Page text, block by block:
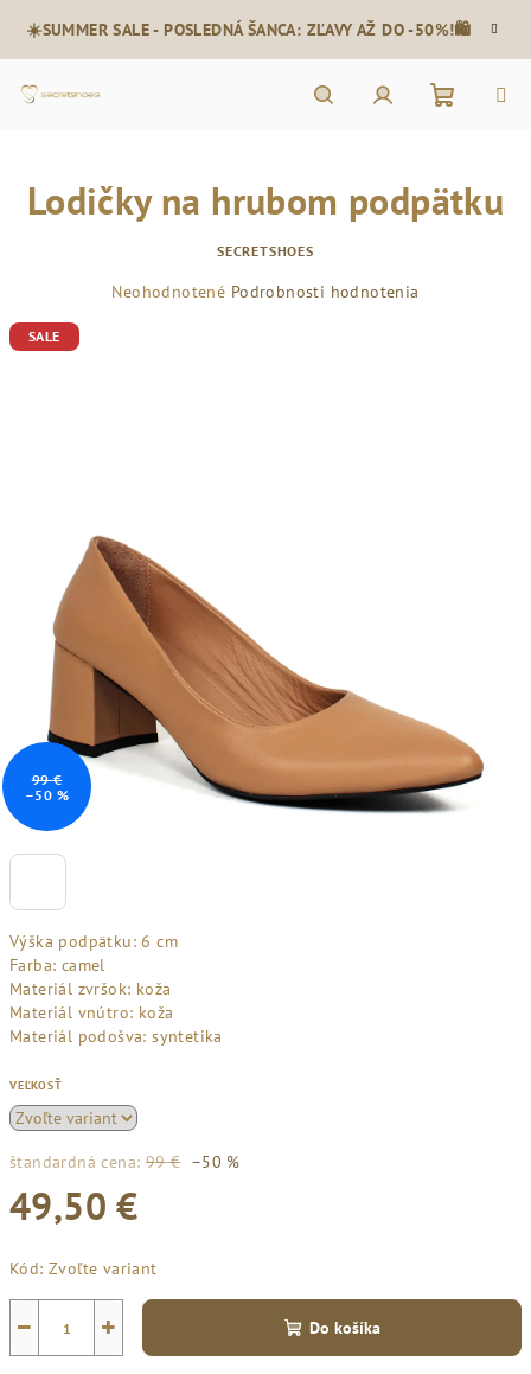
obsah
☀️SUMMER SALE - POSLEDNÁ ŠANCA: ZĽAVY AŽ DO -50%!🛍️
košík
Výška podpätku: 6 cm
Farba: camel
Materiál zvršok: koža
Materiál vnútro: koža
Materiál podošva: syntetika
VEĽKOSŤ
štandardná cena: 99 € –50 %
49,50 €
cena:
Kód: Zvoľte variant
+
− Do košíka
Lodičky na hrubom podpätku
SECRETSHOES
Priemerné
Neohodnotené Podrobnosti hodnotenia
SALE
99 €
–50 %